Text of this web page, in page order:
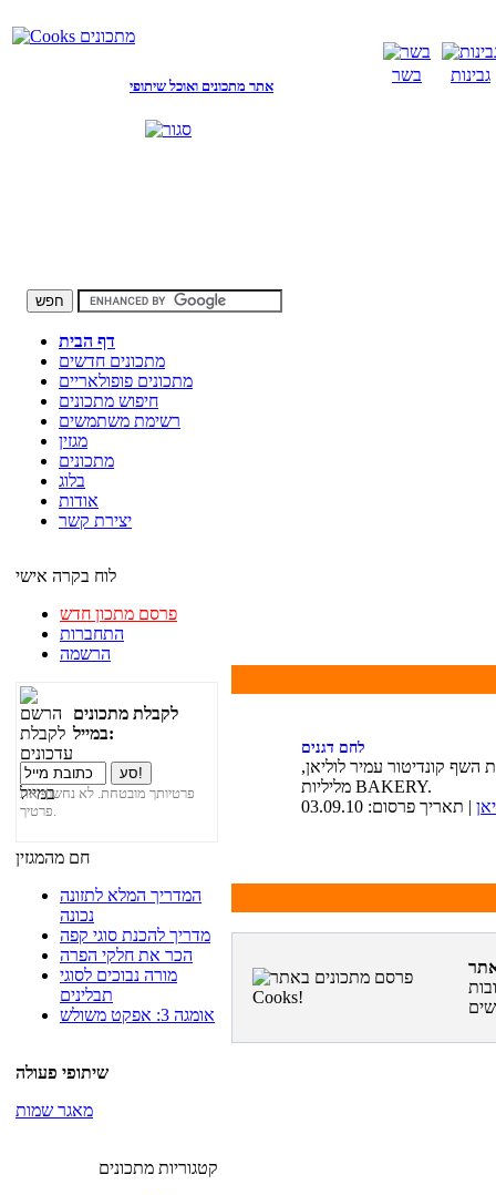
אתר מתכונים ואוכל שיתופי
בשר גבינות
דף הבית
מתכונים חדשים
מתכונים פופולאריים
חיפוש מתכונים
רשימת משתמשים
מגזין
מתכונים
בלוג
אודות
יצירת קשר
לוח בקרה אישי
פרסם מתכון חדש
התחברות
הרשמה
לקבלת מתכונים
במייל:
פרטיותך מובטחת. לא נחשוף את
פרטיך.
חם מהמגזין
המדריך המלא לתזונה
נכונה
מדריך להכנת סוגי קפה
הכר את חלקי הפרה
מורה נבוכים לסוגי
תבלינים
אומגה 3: אפקט משולש
שיתופי פעולה
מאגר שמות
קטגוריות מתכונים
לחם דגנים
השף קונדיטור עמיר לוליאן,
מליליות BAKERY.
| תאריך פרסום: 03.09.10